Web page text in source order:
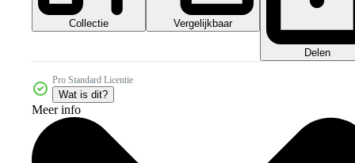
Collectie Vergelijkbaar
Delen
Pro Standard Licentie
Wat is dit?
Meer info